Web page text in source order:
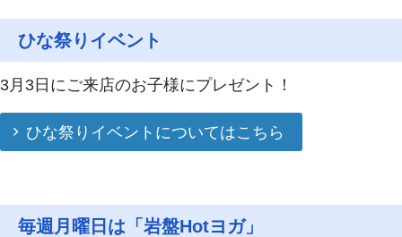
ひな祭りイベント
3月3日にご来店のお子様にプレゼント！
ひな祭りイベントについてはこちら
毎週月曜日は「岩盤Hotヨガ」